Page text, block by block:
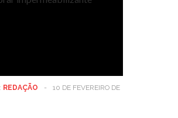
REDAÇÃO -
10 DE FEVEREIRO DE